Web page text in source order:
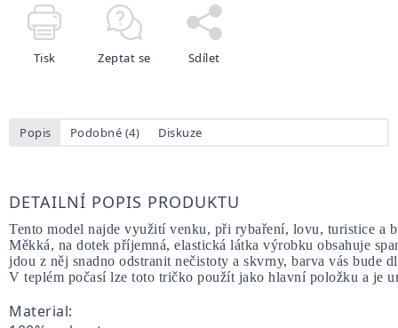
Tisk Zeptat se Sdílet
Popis Podobné (4) Diskuze
DETAILNÍ POPIS PRODUKTU
Tento model najde využití venku, při rybaření, lovu, turistice a
Měkká, na dotek příjemná, elastická látka výrobku obsahuje
jdou z něj snadno odstranit nečistoty a skvrny, barva vás bude
V teplém počasí lze toto tričko použít jako hlavní položku a je
Material: